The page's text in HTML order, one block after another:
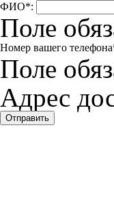
ФИО*:
Поле
Номер вашего телефона
Поле
Адрес